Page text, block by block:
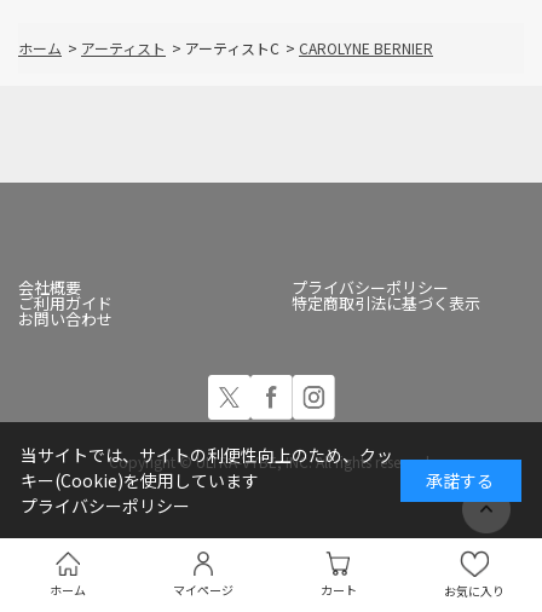
ホーム マイページ カート お気に入り
ホーム > アーティスト > アーティストC > CAROLYNE BERNIER
会社概要 プライバシーポリシー
ご利用ガイド 特定商取引法に基づく表示
お問い合わせ
Copyright © ULTRA-VYBE, INC. All rights reserved.
当サイトでは、サイトの利便性向上のため、クッ
キー(Cookie)を使用しています
プライバシーポリシー
承諾する